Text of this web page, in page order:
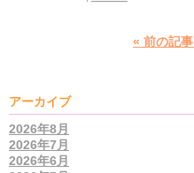
« 前の記事
アーカイブ
2026年8月
2026年7月
2026年6月